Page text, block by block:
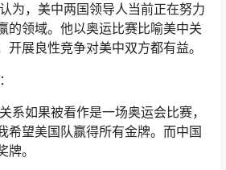
，美中两国领导人当前正在努力
的领域。他以奥运比赛比喻美中关
开展良性竞争对美中双方都有益。
如果被看作是一场奥运会比赛，
希望美国队赢得所有金牌。而中国
。